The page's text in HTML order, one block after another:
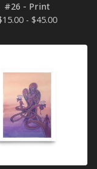
#26 - Print
15.00 - $45.00